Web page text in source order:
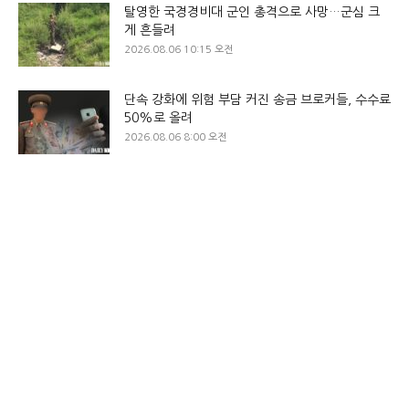
탈영한 국경경비대 군인 총격으로 사망…군심 크
게 흔들려
2026.08.06 10:15 오전
단속 강화에 위험 부담 커진 송금 브로커들, 수수료
50%로 올려
2026.08.06 8:00 오전